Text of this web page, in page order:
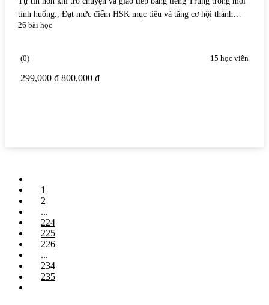
tình huống., Đạt mức điểm HSK mục tiêu và tăng cơ hội thành
công trong các kỳ thi., Mở ra nhiều cơ hội việc làm quốc tế và tăng
26 bài học
(0) 15 học viên
299,000 ₫ 800,000 ₫
1
2
...
224
225
226
...
234
235